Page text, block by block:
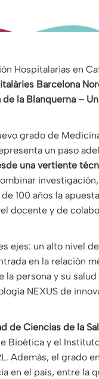
Hospitalarias en
Barcelona
la Blanquerna –
grado de
un paso
una vertiente
100 años la
docente y de
ejes: un alto nivel
en la relación
persona y su
NEXUS de
de Ciencias de la
Bioética y el
Además, el grado
en el país, entre la